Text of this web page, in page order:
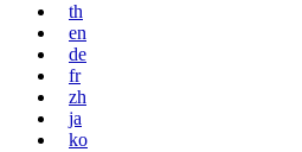
th
en
de
fr
zh
ja
ko